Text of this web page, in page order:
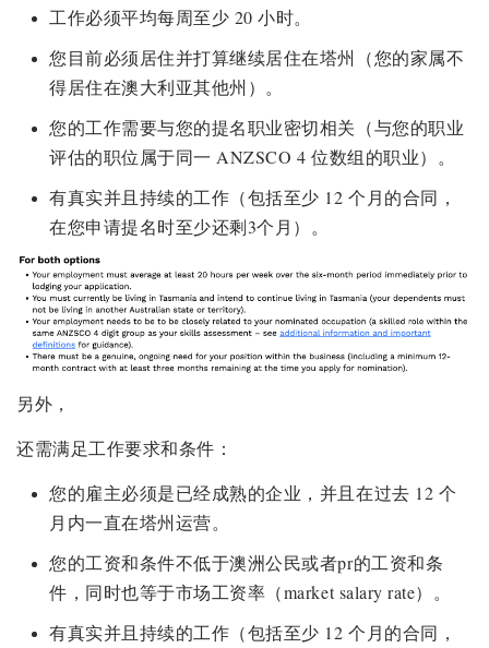
工作必须平均每周至少 20 小时。
您目前必须居住并打算继续居住在塔州（您的家属不
得居住在澳大利亚其他州）。
您的工作需要与您的提名职业密切相关（与您的职业
评估的职位属于同一 ANZSCO 4 位数组的职业）。
有真实并且持续的工作（包括至少 12 个月的合同，
在您申请提名时至少还剩3个月）。
另外，
还需满足工作要求和条件：
您的雇主必须是已经成熟的企业，并且在过去 12 个
月内一直在塔州运营。
您的工资和条件不低于澳洲公民或者pr的工资和条
件，同时也等于市场工资率（market salary rate）。
有真实并且持续的工作（包括至少 12 个月的合同，